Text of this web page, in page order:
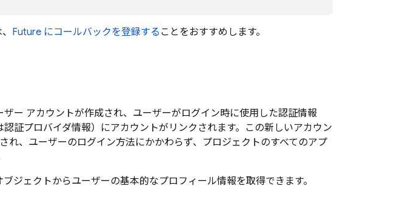
Future にコールバックを登録する ことをおすすめします。
ザー アカウントが作成され、ユーザーがログイン時に使用した認証情報
認証プロバイダ情報）にアカウントがリンクされます。この新しいアカウン
れ、ユーザーのログイン方法にかかわらず、プロジェクトのすべてのアプ
ブジェクトからユーザーの基本的なプロフィール情報を取得できます。